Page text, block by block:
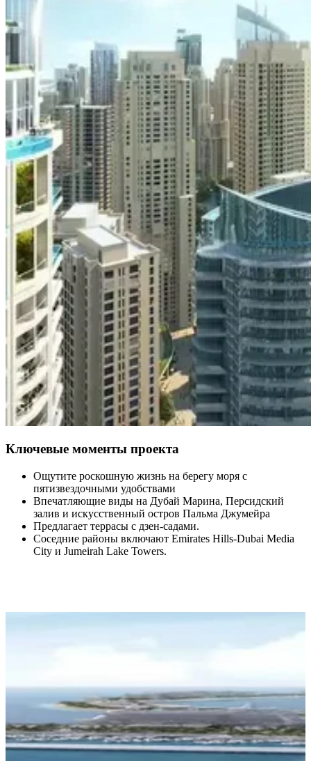
Ключевые моменты проекта
Ощутите роскошную жизнь на берегу моря с
пятизвездочными удобствами
Впечатляющие виды на Дубай Марина, Персидский
залив и искусственный остров Пальма Джумейра
Предлагает террасы с дзен-садами.
Соседние районы включают Emirates Hills-Dubai Media
City и Jumeirah Lake Towers.